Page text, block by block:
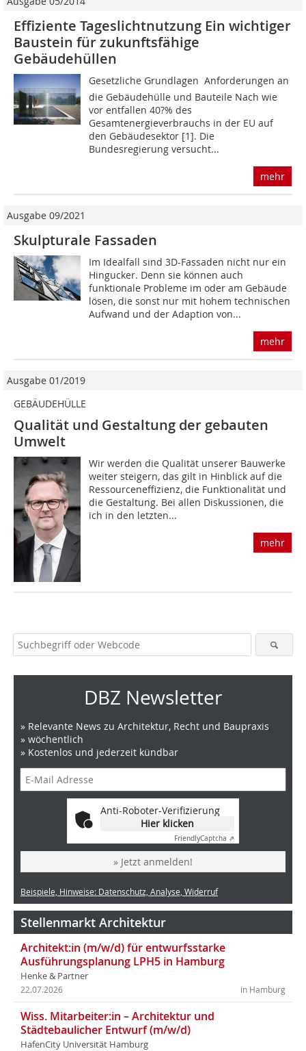
Effiziente Tageslichtnutzung Ein wichtiger
Baustein für zukunftsfähige
Gebäudehüllen
Gesetzliche Grundlagen  Anforderungen an
die Gebäudehülle und Bauteile Nach wie
vor entfallen 40?% des
Gesamtenergieverbrauchs in der EU auf
den Gebäudesektor [1]. Die
Bundesregierung versucht...
mehr
Ausgabe 09/2021
Skulpturale Fassaden
Im Idealfall sind 3D-Fassaden nicht nur ein
Hingucker. Denn sie können auch
funktionale Probleme im oder am Gebäude
lösen, die sonst nur mit hohem technischen
Aufwand und der Adaption von...
mehr
Ausgabe 01/2019
GEBÄUDEHÜLLE
Qualität und Gestaltung der gebauten
Umwelt
Wir werden die Qualität unserer Bauwerke
weiter steigern, das gilt in Hinblick auf die
Ressourceneffizienz, die Funktionalität und
die Gestaltung. Bei allen Diskussionen, die
ich in den letzten...
mehr
DBZ Newsletter
» Relevante News zu Architektur, Recht und Baupraxis
» wöchentlich
» Kostenlos und jederzeit kündbar
Anti-Roboter-Verifizierung
Hier klicken
FriendlyCaptcha ⇗
» Jetzt anmelden!
Beispiele, Hinweise: Datenschutz, Analyse, Widerruf
Stellenmarkt Architektur
Architekt:in (m/w/d) für entwurfsstarke
Ausführungsplanung LPH5 in Hamburg
Henke & Partner
in Hamburg
22.07.2026
Wiss. Mitarbeiter:in – Architektur und
Städtebaulicher Entwurf (m/w/d)
HafenCity Universität Hamburg